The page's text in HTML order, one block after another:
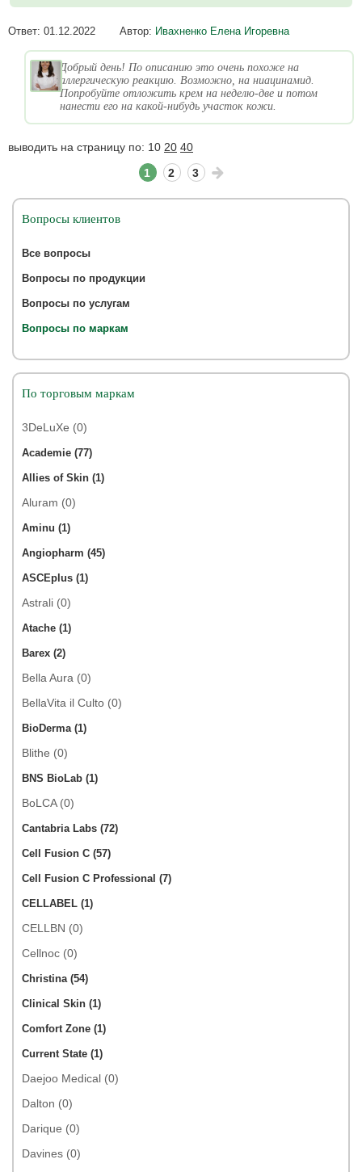
Ответ: 01.12.2022 Автор: Ивахненко Елена Игоревна
Добрый день! По описанию это очень похоже на
аллергическую реакцию. Возможно, на ниацинамид.
Попробуйте отложить крем на неделю-две и потом
нанести его на какой-нибудь участок кожи.
выводить на страницу по: 10 20 40
1
2 3
Вопросы клиентов
Все вопросы
Вопросы по продукции
Вопросы по услугам
Вопросы по маркам
По торговым маркам
3DeLuXe (0)
Academie (77)
Allies of Skin (1)
Aluram (0)
Aminu (1)
Angiopharm (45)
ASCEplus (1)
Astrali (0)
Atache (1)
Barex (2)
Bella Aura (0)
BellaVita il Culto (0)
BioDerma (1)
Blithe (0)
BNS BioLab (1)
BoLCA (0)
Cantabria Labs (72)
Cell Fusion C (57)
Cell Fusion C Professional (7)
CELLABEL (1)
CELLBN (0)
Cellnoc (0)
Christina (54)
Clinical Skin (1)
Comfort Zone (1)
Current State (1)
Daejoo Medical (0)
Dalton (0)
Darique (0)
Davines (0)